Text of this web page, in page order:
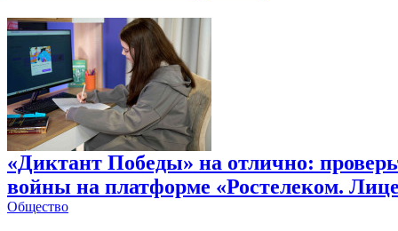
«Диктант Победы» на отлично:
войны на платформе «Ростелеком.
Общество